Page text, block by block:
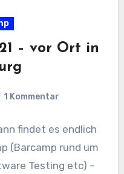
– vor Ort in
1 Kommentar
findet es endlich
(Barcamp rund um
Testing etc) –